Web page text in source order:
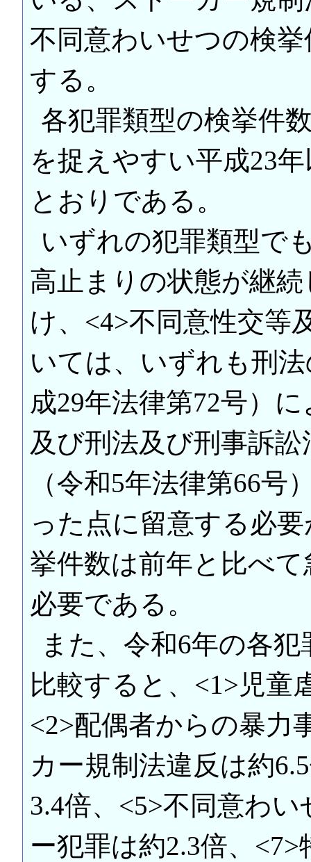
不同意わいせつの検
する。
各犯罪類型の検挙件
を捉えやすい平成23
とおりである。
いずれの犯罪類型で
高止まりの状態が継
け、<4>不同意性交等
いては、いずれも刑
成29年法律第72号）
及び刑法及び刑事訴
（令和5年法律第66
った点に留意する必
挙件数は前年と比べ
必要である。
また、令和6年の各
比較すると、<1>児童
<2>配偶者からの暴力
カー規制法違反は約
3.4倍、<5>不同意わ
ー犯罪は約2.3倍、